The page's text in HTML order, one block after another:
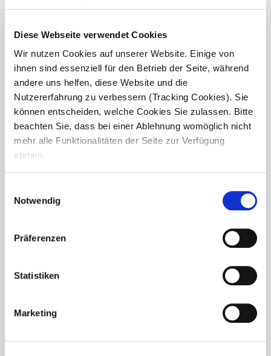
Diese Webseite verwendet Cookies
Wir nutzen Cookies auf unserer Website. Einige von
ihnen sind essenziell für den Betrieb der Seite, während
andere uns helfen, diese Website und die
Nutzererfahrung zu verbessern (Tracking Cookies). Sie
können entscheiden, welche Cookies Sie zulassen. Bitte
beachten Sie, dass bei einer Ablehnung womöglich nicht
mehr alle Funktionalitäten der Seite zur Verfügung
stehen.
Notwendig
Präferenzen
Statistiken
Marketing
Baustart für neue Seniorenresidenz
Gemeinsam mit unserem Partner Cureus entsteht ein
moderner Pflege- und Lebensort mit 112 Pflegeplätzen,